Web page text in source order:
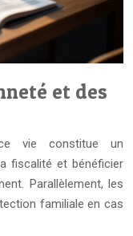
et des
vie constitue un
fiscalité et bénéficier
Parallèlement, les
familiale en cas